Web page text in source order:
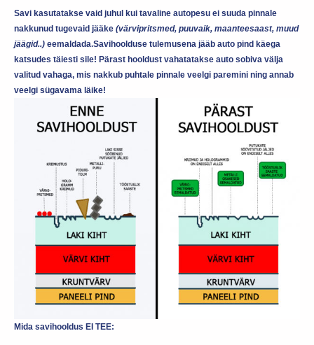
Savi kasutatakse vaid juhul kui tavaline autopesu ei suuda pinnale
nakkunud tugevaid jääke (värvipritsmed, puuvaik, maanteesaast, muud
jäägid..) eemaldada.Savihoolduse tulemusena jääb auto pind käega
katsudes täiesti sile! Pärast hooldust vahatatakse auto sobiva välja
valitud vahaga, mis nakkub puhtale pinnale veelgi paremini ning annab
veelgi sügavama läike!
Mida savihooldus EI TEE: